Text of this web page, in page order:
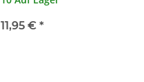
11,95 € *